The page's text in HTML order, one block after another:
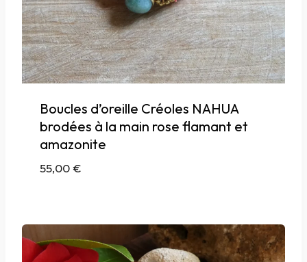
Boucles d’oreille Créoles NAHUA
brodées à la main rose flamant et
amazonite
55,00€